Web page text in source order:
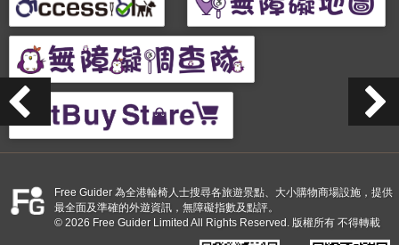
Free Guider 為全港輪椅人士搜尋各旅遊景點、大小購物商場設施，提供
最全面及準確的外遊資訊，無障礙指數及點評。
© 2026 Free Guider Limited All Rights Reserved. 版權所有 不得轉載